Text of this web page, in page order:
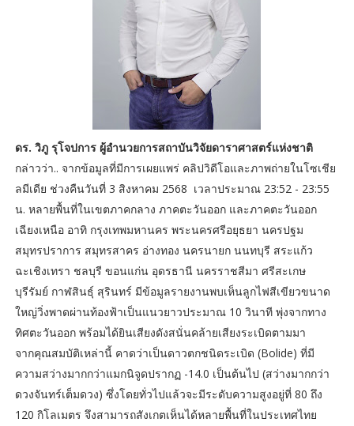
ดร. วิภู รุโจปการ ผู้อำนวยการสถาบันวิจัยดาราศาสตร์แห่งชาติ
กล่าวว่า.. จากข้อมูลที่มีการเผยแพร่ คลิปวิดีโอและภาพถ่ายในโซเชีย
ลมีเดีย ช่วงคืนวันที่ 3 สิงหาคม 2568 เวลาประมาณ 23:52 - 23:55
น. หลายพื้นที่ในเขตภาคกลาง ภาคตะวันออก และภาคตะวันออก
เฉียงเหนือ อาทิ กรุงเทพมหานคร พระนครศรีอยุธยา นครปฐม
สมุทรปราการ สมุทรสาคร อ่างทอง นครนายก นนทบุรี สระแก้ว
ฉะเชิงเทรา ชลบุรี ขอนแก่น อุดรธานี นครราชสีมา ศรีสะเกษ
บุรีรัมย์ กาฬสินธุ์ สุรินทร์ มีข้อมูลรายงานพบเห็นลูกไฟสีเขียวขนาด
ใหญ่วิ่งพาดผ่านท้องฟ้าเป็นแนวยาวประมาณ 10 วินาที พุ่งจากทาง
ทิศตะวันออก พร้อมได้ยินเสียงดังสนั่นคล้ายเสียงระเบิดตามมา
จากคุณสมบัติเหล่านี้ คาดว่าเป็นดาวตกชนิดระเบิด (Bolide) ที่มี
ความสว่างมากกว่าแมกนิจูดปรากฏ -14.0 เป็นต้นไป (สว่างมากกว่า
ดวงจันทร์เต็มดวง) ซึ่งโดยทั่วไปแล้วจะมีระดับความสูงอยู่ที่ 80 ถึง
120 กิโลเมตร จึงสามารถสังเกตเห็นได้หลายพื้นที่ในประเทศไทย